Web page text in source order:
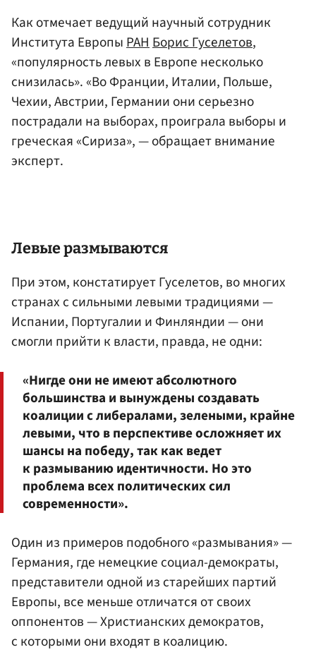
Как отмечает ведущий научный сотрудник
Института ЕвропыРАНБорис Гуселетов,
«популярность левых в Европе несколько
снизилась». «Во Франции, Италии, Польше,
Чехии, Австрии, Германии они серьезно
пострадали на выборах, проиграла выборы и
греческая «Сириза», — обращает внимание
эксперт.
Левые размываются
При этом, констатирует Гуселетов, во многих
странах с сильными левыми традициями —
Испании, Португалии и Финляндии — они
смогли прийти к власти, правда, не одни:
«Нигде они не имеют абсолютного
большинства и вынуждены создавать
коалиции с либералами, зелеными, крайне
левыми, что в перспективе осложняет их
шансы на победу, так как ведет
к размыванию идентичности. Но это
проблема всех политических сил
современности».
Один из примеров подобного «размывания» —
Германия, где немецкие социал-демократы,
представители одной из старейших партий
Европы, все меньше отличатся от своих
оппонентов — Христианских демократов,
с которыми они входят в коалицию.